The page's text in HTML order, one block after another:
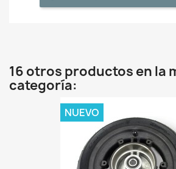
16 otros productos en la
categoría:
NUEVO